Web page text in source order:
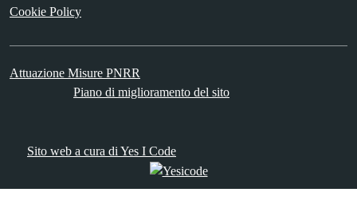
Cookie Policy
Attuazione Misure PNRR
Piano di miglioramento del sito
Sito web a cura di Yes I Code